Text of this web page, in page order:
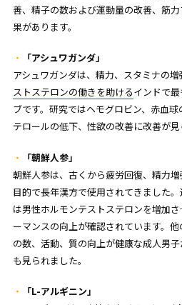
善、精子の数および運動量の改善、筋
果があります。
「アシュワガンダ」
アシュワガンダは、精力、スタミナの増
ストステロンの働きを助けるインドで
ブです。研究ではヘモグロビン、赤血
テロールの低下、性欲の改善に改善が見
「朝鮮人参」
朝鮮人参は、古くから疲労回復、精力
目的で長年漢方で使用されてきました
は男性ホルモンテストステロンを増加
ーマンスの向上が確認されています。
の数、活動、質の向上が健康な成人男
も見られました。
「L-アルギニン」